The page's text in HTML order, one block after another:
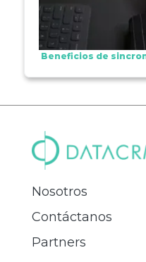
Beneficios de
Nosotros
Contáctanos
Partners